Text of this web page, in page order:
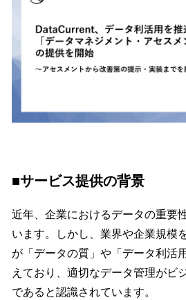
■サービス提供の背景
近年、企業におけるデータの重要
います。しかし、業界や企業規模
が「データの質」や「データ利活
えており、適切なデータ管理がビ
であると認識されています。